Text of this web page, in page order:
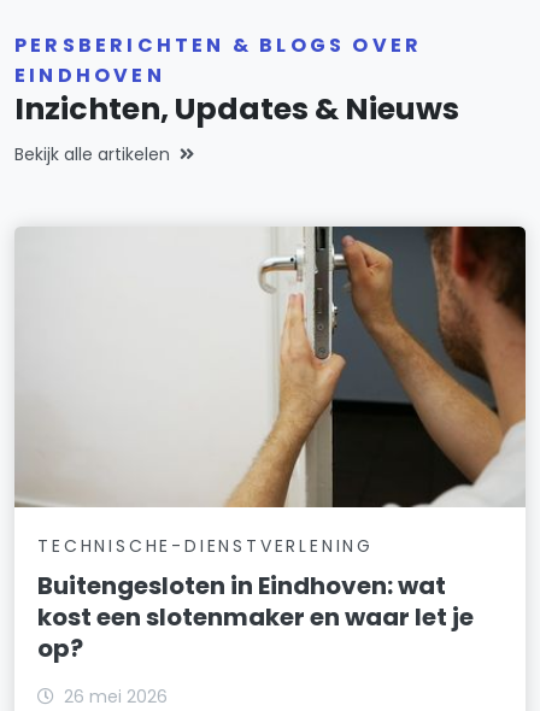
PERSBERICHTEN & BLOGS OVER
EINDHOVEN
Inzichten, Updates & Nieuws
Bekijk alle artikelen
TECHNISCHE-DIENSTVERLENING
Buitengesloten in Eindhoven: wat
kost een slotenmaker en waar let je
op?
26 mei 2026